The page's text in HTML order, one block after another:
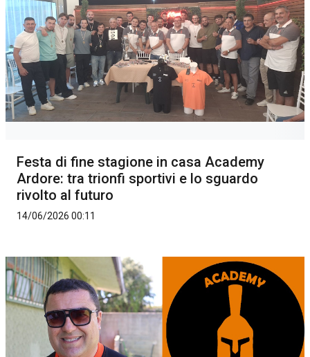
Festa di fine stagione in casa Academy
Ardore: tra trionfi sportivi e lo sguardo
rivolto al futuro
14/06/2026 00:11